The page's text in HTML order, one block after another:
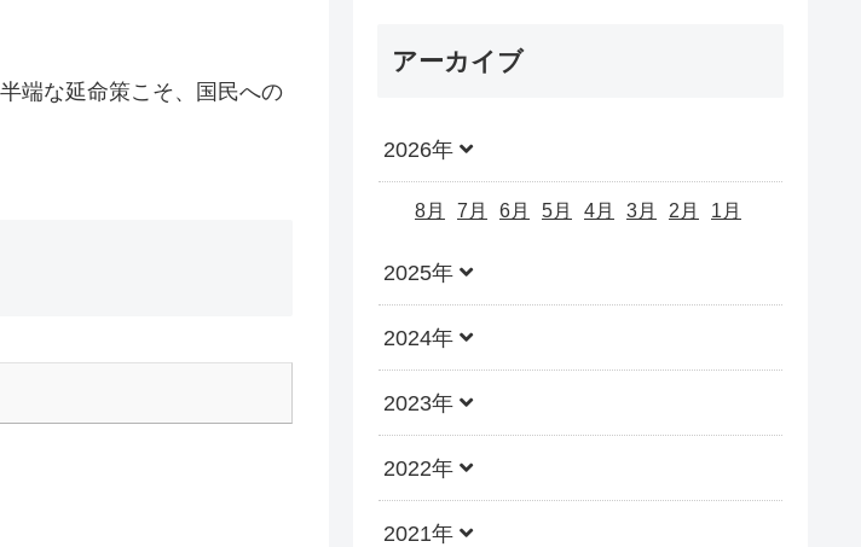
端な延命策こそ、国民への
アーカイブ
2026年
8月 7月 6月 5月 4月 3月 2月 1月
2025年
2024年
2023年
2022年
2021年